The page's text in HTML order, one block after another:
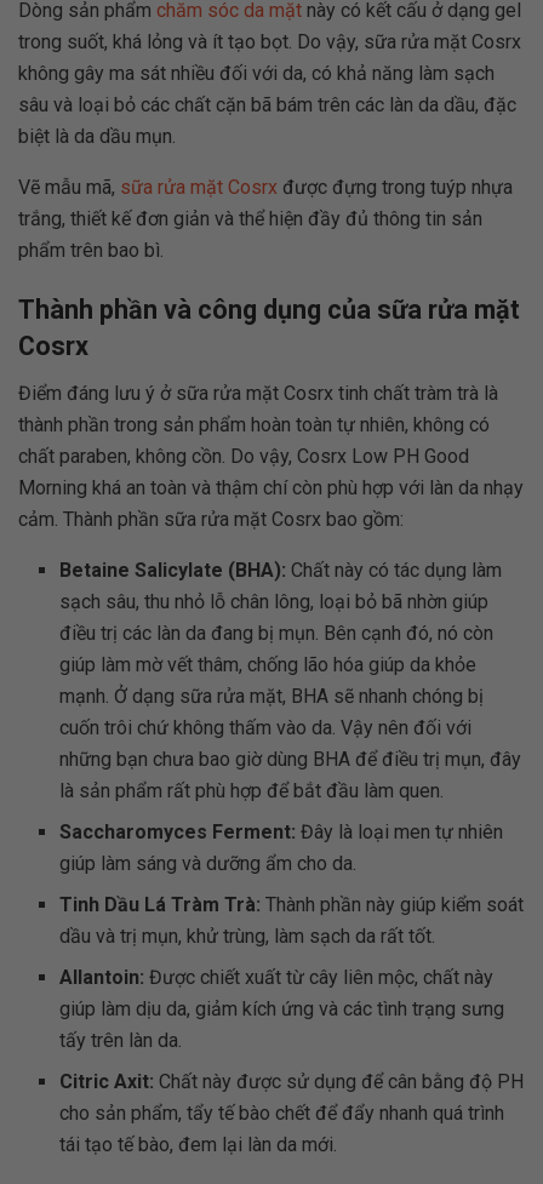
Dòng sản phẩm chăm sóc da mặt này có kết cấu ở dạng gel
trong suốt, khá lỏng và ít tạo bọt. Do vậy, sữa rửa mặt Cosrx
không gây ma sát nhiều đối với da, có khả năng làm sạch
sâu và loại bỏ các chất cặn bã bám trên các làn da dầu, đặc
biệt là da dầu mụn.
Vẽ mẫu mã, sữa rửa mặt Cosrx được đựng trong tuýp nhựa
trắng, thiết kế đơn giản và thể hiện đầy đủ thông tin sản
phẩm trên bao bì.
Thành phần và công dụng của sữa rửa mặt
Cosrx
Điểm đáng lưu ý ở sữa rửa mặt Cosrx tinh chất tràm trà là
thành phần trong sản phẩm hoàn toàn tự nhiên, không có
chất paraben, không cồn. Do vậy, Cosrx Low PH Good
Morning khá an toàn và thậm chí còn phù hợp với làn da nhạy
cảm. Thành phần sữa rửa mặt Cosrx bao gồm:
Betaine Salicylate (BHA):Chất này có tác dụng làm
sạch sâu, thu nhỏ lỗ chân lông, loại bỏ bã nhờn giúp
điều trị các làn da đang bị mụn. Bên cạnh đó, nó còn
giúp làm mờ vết thâm, chống lão hóa giúp da khỏe
mạnh. Ở dạng sữa rửa mặt, BHA sẽ nhanh chóng bị
cuốn trôi chứ không thấm vào da. Vậy nên đối với
những bạn chưa bao giờ dùng BHA để điều trị mụn, đây
là sản phẩm rất phù hợp để bắt đầu làm quen.
Saccharomyces Ferment:Đây là loại men tự nhiên
giúp làm sáng và dưỡng ẩm cho da.
Tinh Dầu Lá Tràm Trà: Thành phần này giúp kiểm soát
dầu và trị mụn, khử trùng, làm sạch da rất tốt.
Allantoin: Được chiết xuất từ cây liên mộc, chất này
giúp làm dịu da, giảm kích ứng và các tình trạng sưng
tấy trên làn da.
Citric Axit: Chất này được sử dụng để cân bằng độ PH
cho sản phẩm, tẩy tế bào chết để đẩy nhanh quá trình
tái tạo tế bào, đem lại làn da mới.